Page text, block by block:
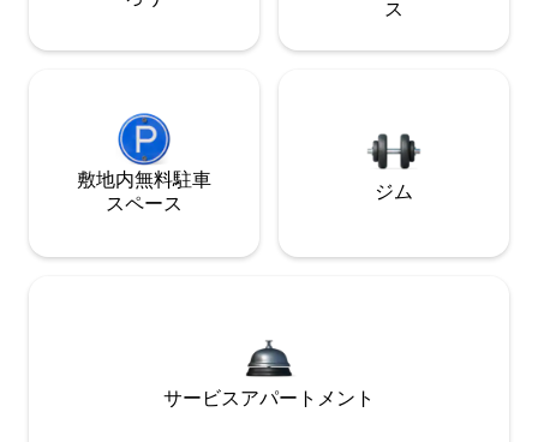
ス
敷地内無料駐⁠車
ス⁠ペ⁠ー⁠ス
ジム
サービスアパートメント